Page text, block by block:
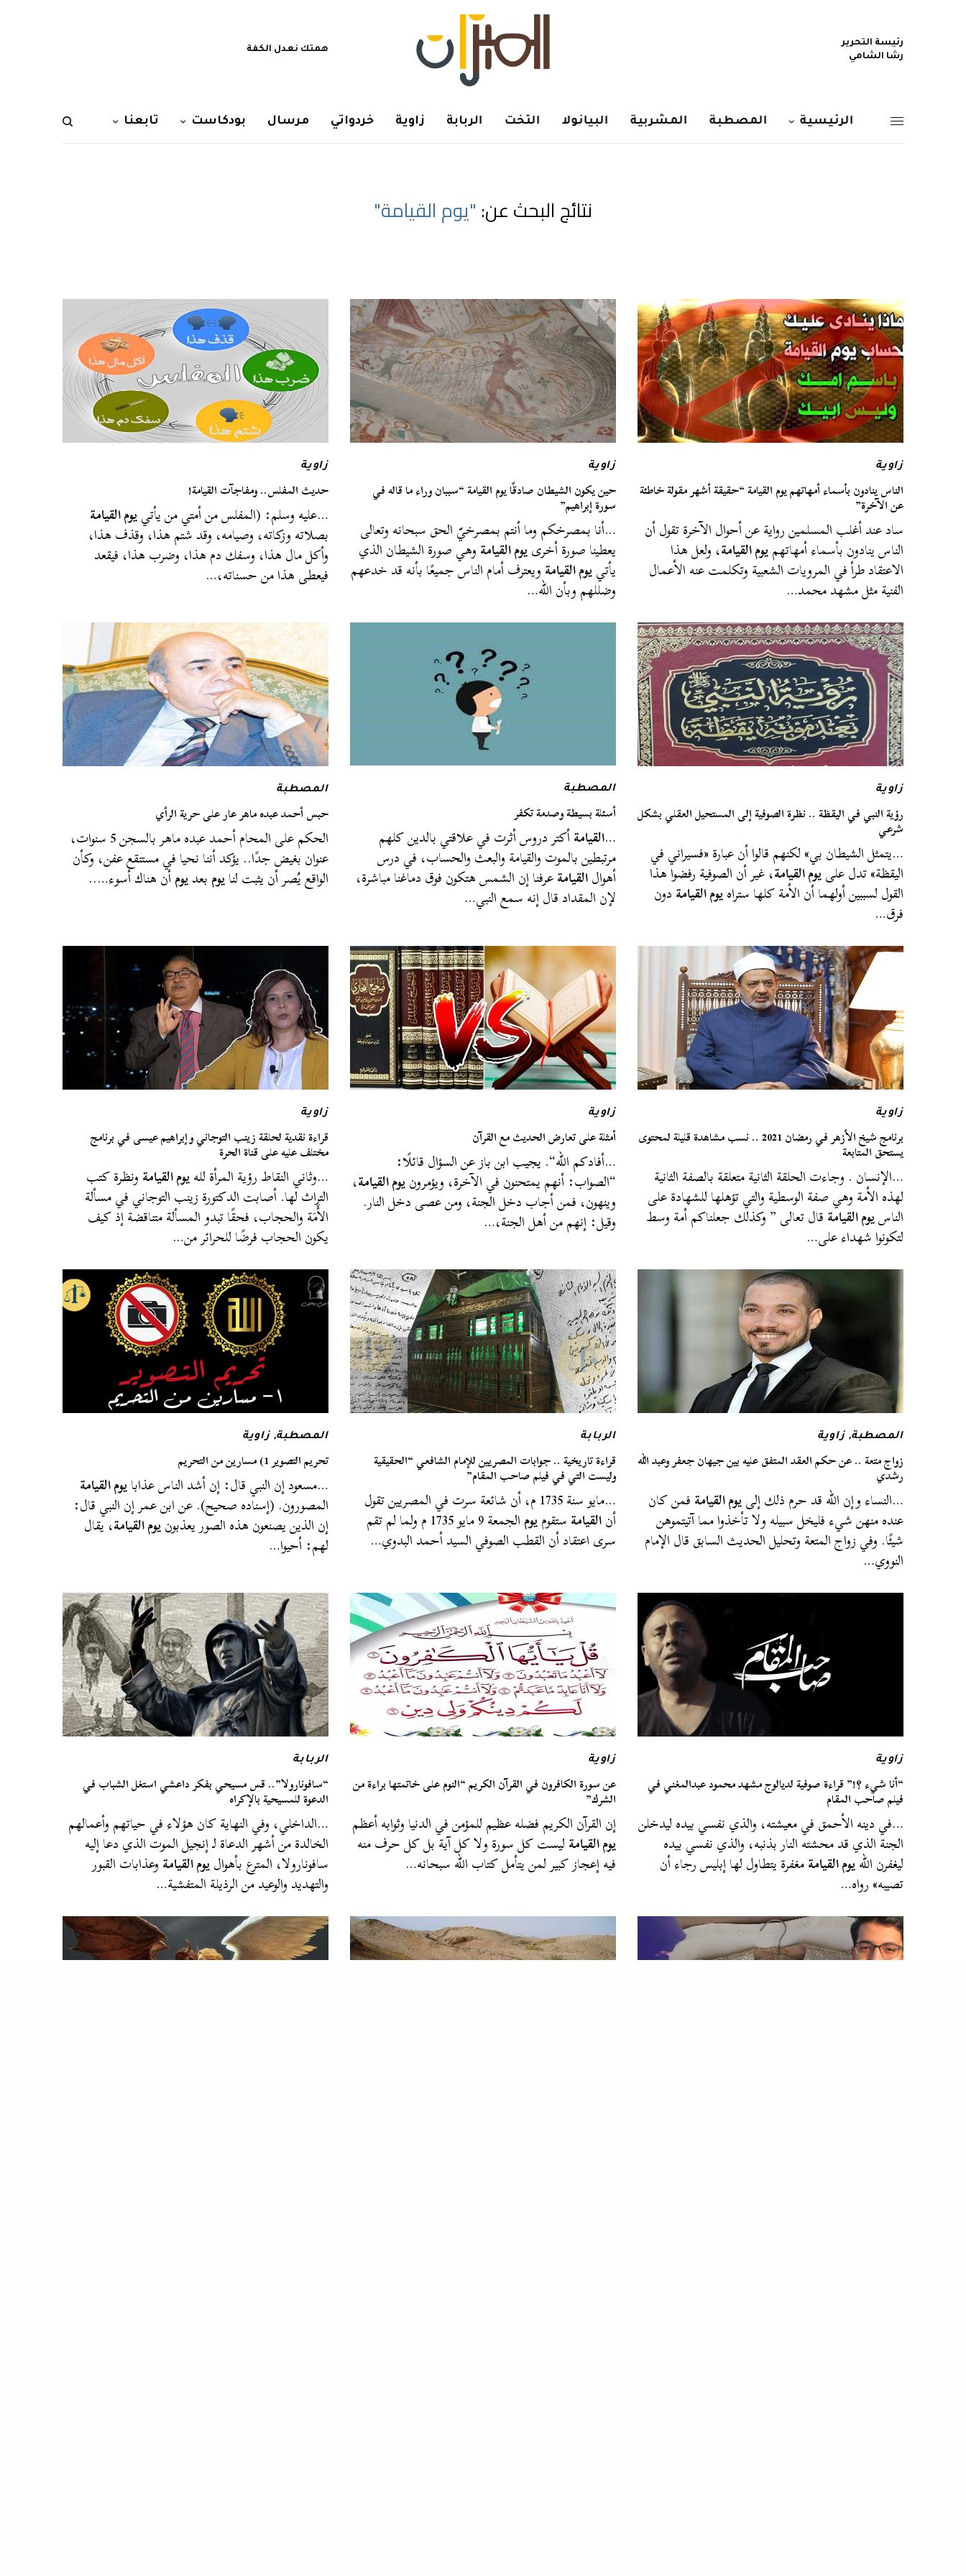
رئيسة التحرير
رشا الشامي
همتك نعدل الكفة
الرئيسية المصطبة المشربية البيانولا التخت الربابة زاوية خردواتي مرسال بودكاست تابعنا
نتائج البحث عن: "يوم القيامة"
زاوية
الناس ينادون بأسماء أمهاتهم يوم القيامة “حقيقة أشهر مقولة خاطئة
عن الآخرة”
ساد عند أغلب المسلمين رواية عن أحوال الآخرة تقول أن
الناس ينادون بأسماء أمهاتهميوم القيامة، ولعل هذا
الاعتقاد طرأ في المرويات الشعبية وتكلمت عنه الأعمال
الفنية مثل مشهد محمد…
زاوية
حين يكون الشيطان صادقًا يوم القيامة “سببان وراء ما قاله في
سورة إبراهيم”
…أنا بمصرخكم وما أنتم بمصرخيّ الحق سبحانه وتعالى
يعطينا صورة أخرىيوم القيامةوهي صورة الشيطان الذي
يأتييوم القيامةويعترف أمام الناس جميعًا بأنه قد خدعهم
وضللهم وبأن الله…
زاوية
حديث المفلس.. ومفاجآت القيامة!
…عليه وسلم: (المفلس من أمتي من يأتييوم القيامة
بصلاته وزكاته، وصيامه، وقد شتم هذا، وقذف هذا،
وأكل مال هذا، وسفك دم هذا، وضرب هذا، فيقعد
فيعطى هذا من حسناته،…
زاوية
رؤية النبي في اليقظة .. نظرة الصوفية إلى المستحيل العقلي بشكل
شرعي
…يتمثل الشيطان بي» لكنهم قالوا أن عبارة «فسيراني في
اليقظة» تدل علىيوم القيامة، غير أن الصوفية رفضوا هذا
القول لسببين أولهما أن الأمة كلها ستراهيوم القيامةدون
فرق…
المصطبة
أسئلة بسيطة وصدمة تكفر
…القيامةأكتر دروس أثرت في علاقتي بالدين كلهم
مرتبطين بالموت والقيامة والبعث والحساب، في درس
أهوالالقيامةعرفنا إن الشمس هتكون فوق دماغنا مباشرة،
لإن المقداد قال إنه سمع النبي…
المصطبة
حبس أحمد عبده ماهر عار على حرية الرأي
الحكم على المحام أحمد عبده ماهر بالسجن 5 سنوات،
عنوان بغيض جدًا.. يؤكد أننا نحيا في مستنقع عفن، وكأن
الواقع يُصر أن يثبت لنايومبعديومأن هناك أسوء…..
زاوية
برنامج شيخ الأزهر في رمضان 2021 .. نسب مشاهدة قليلة لمحتوى
يستحق المتابعة
…الإنسان . وجاءت الحلقة الثانية متعلقة بالصفة الثانية
لهذه الأمة وهي صفة الوسطية والتي تؤهلها للشهادة على
الناسيوم القيامةقال تعالى ” وكذلك جعلناكم أمة وسط
لتكونوا شهداء على…
زاوية
أمثلة على تعارض الحديث مع القرآن
…أفادكم الله“. يجيب ابن باز عن السؤال قائلًا:
“الصواب: أنهم يمتحنون في الآخرة، ويؤمرونيوم القيامة،
وينهون، فمن أجاب دخل الجنة، ومن عصى دخل النار.
وقيل: إنهم من أهل الجنة،…
زاوية
قراءة نقدية لحلقة زينب التوجاني وإبراهيم عيسى في برنامج
مختلف عليه على قناة الحرة
…وثاني النقاط رؤية المرأة للهيوم القيامةونظرة كتب
التراث لها. أصابت الدكتورة زينب التوجاني في مسألة
الأَمَة والحجاب، فحقًا تبدو المسألة متناقضة إذ كيف
يكون الحجاب فرضًا للحرائر من…
المصطبة, زاوية
زواج متعة .. عن حكم العقد المتفق عليه بين جيهان جعفر وعبد الله
رشدي
…النساء وإن الله قد حرم ذلك إلىيوم القيامةفمن كان
عنده منهن شيء فليخل سبيله ولا تأخذوا مما آتيتموهن
شيئًا. وفي زواج المتعة وتحليل الحديث السابق قال الإمام
النووي…
الربابة
قراءة تاريخية .. جوابات المصريين للإمام الشافعي “الحقيقية
وليست التي في فيلم صاحب المقام”
…مايو سنة 1735 م، أن شائعة سرت في المصريين تقول
أنالقيامةستقوميوم الجمعة 9 مايو 1735 م ولما لم تقم
سرى اعتقاد أن القطب الصوفي السيد أحمد البدوي…
المصطبة, زاوية
تحريم التصوير 1) مسارين من التحريم
…مسعود إن النبي قال: إن أشد الناس عذابايوم القيامة
المصورون. (إسناده صحيح). عن ابن عمر إن النبي قال:
إن الذين يصنعون هذه الصور يعذبونيوم القيامة، يقال
لهم: أحيوا…
زاوية
“أنا شيء ؟!” قراءة صوفية لديالوج مشهد محمود عبدالمغني في
فيلم صاحب المقام
…في دينه الأحمق في معيشته، والذي نفسي بيده ليدخلن
الجنة الذي قد محشته النار بذنبه، والذي نفسي بيده
ليغفرن اللهيوم القيامةمغفرة يتطاول لها إبليس رجاء أن
تصيبه» رواه…
زاوية
عن سورة الكافرون في القرآن الكريم “النوم على خاتمتها براءة من
الشرك”
إن القرآن الكريم فضله عظيم للمؤمن في الدنيا وثوابه أعظم
يوم القيامةليست كل سورة ولا كل آية بل كل حرف منه
فيه إعجاز كبير لمن يتأمل كتاب الله سبحانه…
الربابة
“سافونارولا”.. قس مسيحي بفكر داعشي استغل الشباب في
الدعوة للمسيحية بالإكراه
…الداخلي، وفي النهاية كان هؤلاء في حياتهم وأعمالهم
الخالدة من أشهر الدعاة لـ إنجيل الموت الذي دعا إليه
سافونارولا، المترع بأهواليوم القيامةوعذابات القبور
والتهديد والوعيد من الرذيلة المتفشية…